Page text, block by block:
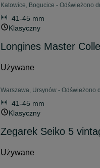
Katowice, Bogucice - Odświeżono
41-45 mm
Klasyczny
Longines Master
Używane
Warszawa, Ursynów - Odświeżono
41-45 mm
Klasyczny
Zegarek Seiko 5
Używane